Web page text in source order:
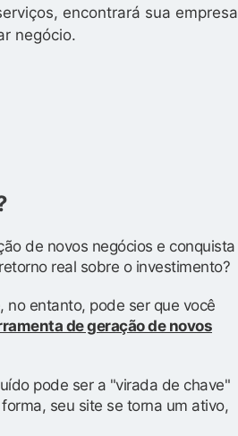
encontrará sua empresa
negócio.
de novos negócios e conquista
real sobre o investimento?
no entanto, pode ser que você
de geração de novos
pode ser a "virada de chave"
seu site se torna um ativo,